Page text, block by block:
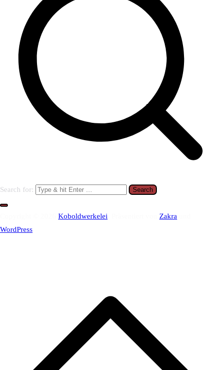
Search for:
Koboldwerkelei Zakra
WordPress